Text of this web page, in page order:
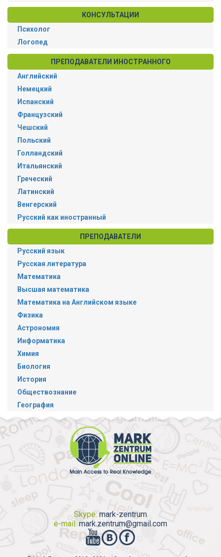
КОНСУЛЬТАЦИИ
Психолог
Логопед
ПРЕПОДАВАТЕЛИ ИНОСТРАННОГО
Английский
Немецкий
Испанский
Французский
Чешский
Польский
Голландский
Итальянский
Греческий
Латинский
Венгерский
Русский как иностранный
ПРЕПОДАВАТЕЛИ
Русский язык
Русская литература
Математика
Высшая математика
Математика на Английском языке
Физика
Астрономия
Информатика
Химия
Биология
История
Обществознание
География
Skype: mark-zentrum
e-mail: mark.zentrum@gmail.com